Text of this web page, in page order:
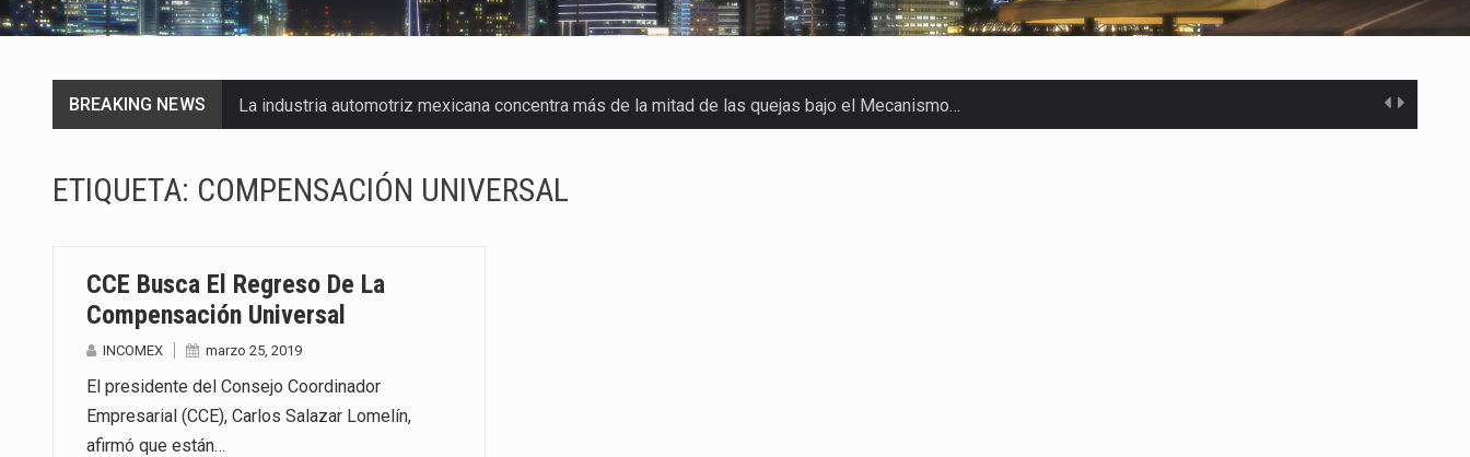
BREAKING NEWS La industria automotriz mexicana concentra más de la mitad de las quejas bajo el Mecanismo…
El gobierno de Estados Unidos anunciará un arancel del 15 % sobre los productos fabricados…
El derecho a la previsibilidad de los horarios de trabajo en turnos rotativos podría ser…
La industria manufacturera de exportación afiliada a Index en Nuevo León ha alcanzado hasta 10%…
Las métricas tradicionales de los parques industriales —absorción, ocupación y metros cuadrados desarrollados— resultan insuficientes…
ETIQUETA: COMPENSACIÓN UNIVERSAL
CCE Busca El Regreso De La
Compensación Universal
INCOMEX marzo 25, 2019
El presidente del Consejo Coordinador
Empresarial (CCE), Carlos Salazar Lomelín,
afirmó que están…